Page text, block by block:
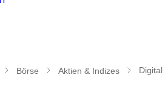
Börse Aktien & Indizes Digital